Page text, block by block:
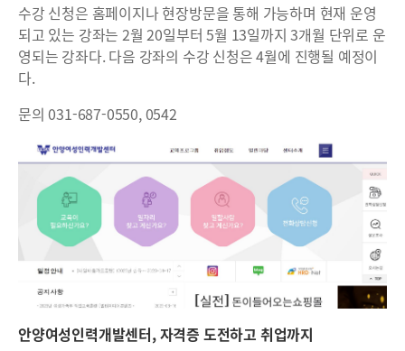
수강 신청은 홈페이지나 현장방문을 통해 가능하며 현재 운영
되고 있는 강좌는 2월 20일부터 5월 13일까지 3개월 단위로 운
영되는 강좌다. 다음 강좌의 수강 신청은 4월에 진행될 예정이
다.
문의 031-687-0550, 0542
안양여성인력개발센터, 자격증 도전하고 취업까지